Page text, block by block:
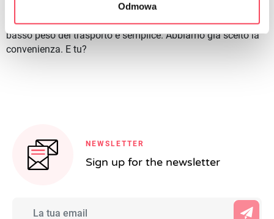
Odmowa
indiscutibili, guidati da un prezzo basso. Oggi, è la base
assoluta di qualsiasi evento outdoor, soprattutto perché il
basso peso del trasporto è semplice. Abbiamo già scelto la
convenienza. E tu?
NEWSLETTER
Sign up for the newsletter